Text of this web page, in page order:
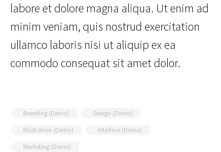
labore et dolore magna aliqua. Ut enim ad
minim veniam, quis nostrud exercitation
ullamco laboris nisi ut aliquip ex ea
commodo consequat sit amet dolor.
Branding (Demo)
Design (Demo)
Illustration (Demo)
Interface (Demo)
Marketing (Demo)